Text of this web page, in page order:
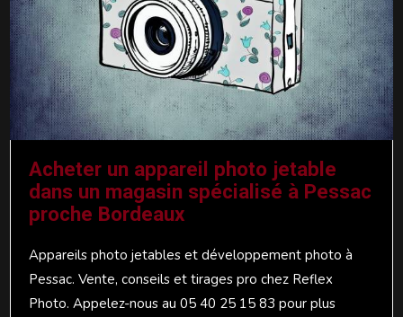
Acheter un appareil photo jetable
dans un magasin spécialisé à Pessac
proche Bordeaux
Appareils photo jetables et développement photo à
Pessac. Vente, conseils et tirages pro chez Reflex
Photo. Appelez-nous au 05 40 25 15 83 pour plus